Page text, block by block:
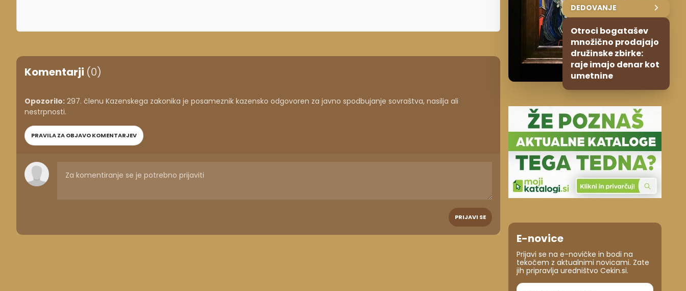
Komentarji (0)
Opozorilo: 297. členu Kazenskega zakonika je posameznik kazensko odgovoren za javno spodbujanje sovraštva, nasilja ali
nestrpnosti.
PRAVILA ZA OBJAVO KOMENTARJEV
PRIJAVI SE
DEDOVANJE
Otroci bogatašev
množično prodajajo
družinske zbirke:
raje imajo denar kot
umetnine
E-novice
Prijavi se na e-novičke in bodi na
tekočem z aktualnimi novicami. Zate
jih pripravlja uredništvo Cekin.si.